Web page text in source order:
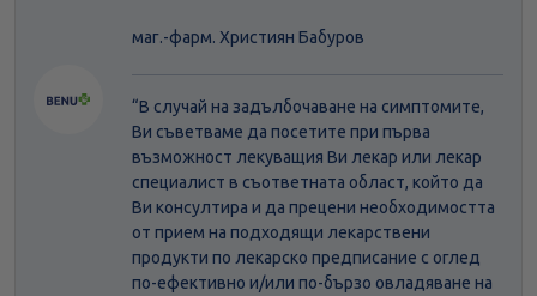
маг.-фарм. Християн Бабуров
“В случай на задълбочаване на симптомите,
Ви съветваме да посетите при първа
възможност лекуващия Ви лекар или лекар
специалист в съответната област, който да
Ви консултира и да прецени необходимостта
от прием на подходящи лекарствени
продукти по лекарско предписание с оглед
по-ефективно и/или по-бързо овладяване на